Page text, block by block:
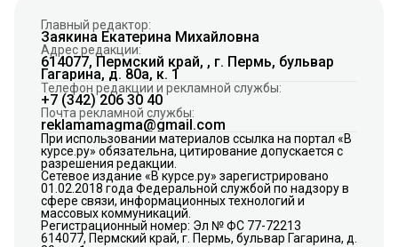
Главный редактор:
Заякина Екатерина Михайловна
Адрес редакции:
614077, Пермский край, , г. Пермь, бульвар
Гагарина, д. 80а, к. 1
Телефон редакции и рекламной службы:
+7 (342) 206 30 40
Почта рекламной службы:
reklamamagma@gmail.com
При использовании материалов ссылка на портал «В
курсе.ру» обязательна, цитирование допускается с
разрешения редакции.
Сетевое издание «В курсе.ру» зарегистрировано
01.02.2018 года Федеральной службой по надзору в
сфере связи, информационных технологий и
массовых коммуникаций.
Регистрационный номер: Эл № ФС 77-72213
614077, Пермский край, г. Пермь, бульвар Гагарина, д.